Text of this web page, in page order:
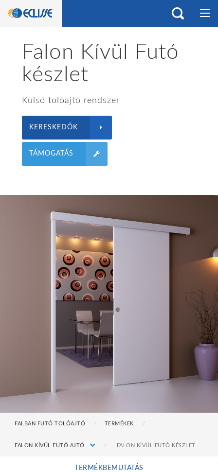
Falon Kívül Futó
készlet
Külső tolóajtó rendszer
KERESKEDŐK
TÁMOGATÁS
FALBAN FUTÓ TOLÓAJTÓ TERMÉKEK
FALON KÍVÜL FUTÓ AJTÓ FALON KÍVÜL FUTÓ KÉSZLET
TERMÉKBEMUTATÁS